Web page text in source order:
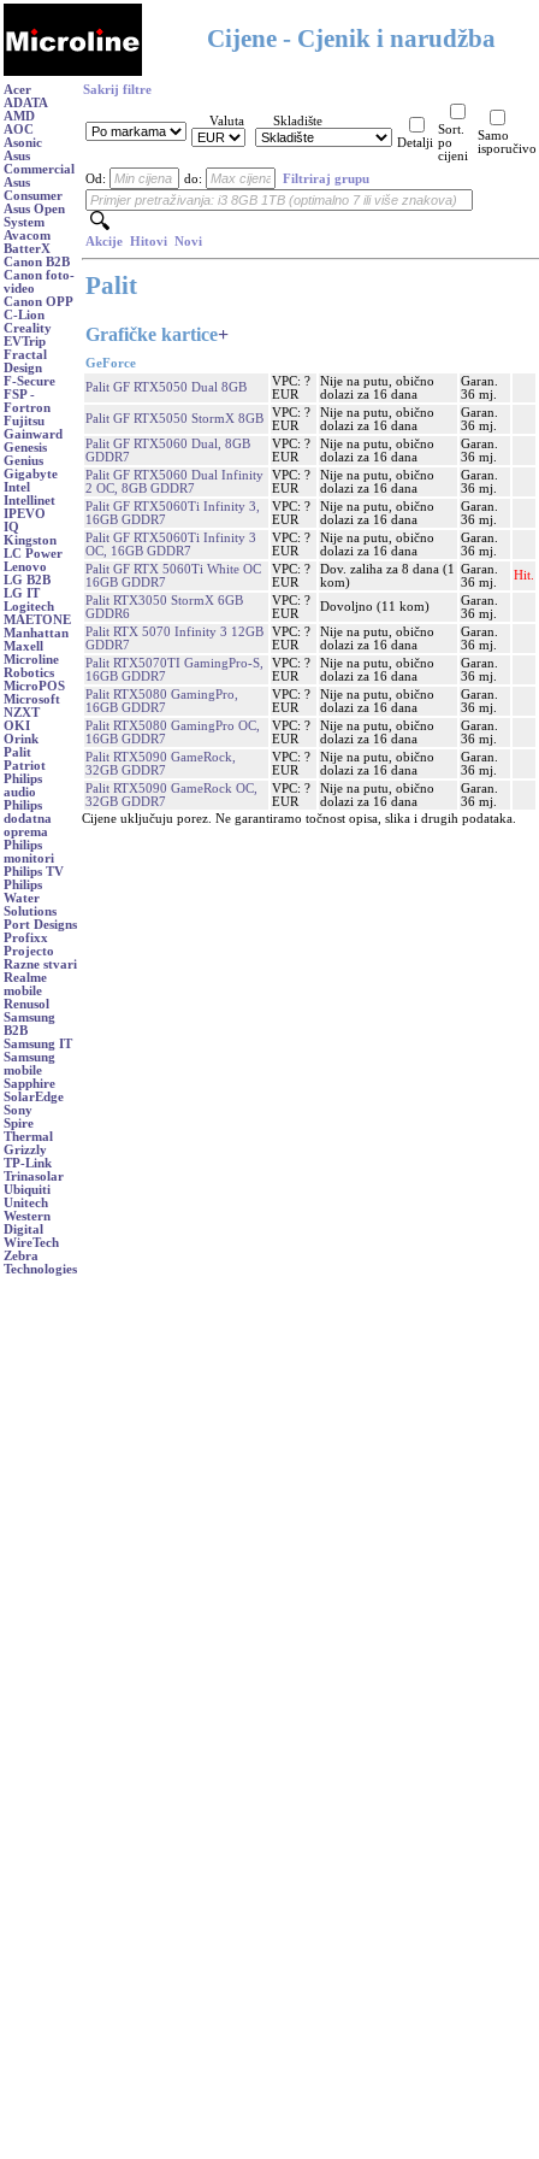
Cijene - Cjenik i narudžba
Acer
ADATA
AMD
AOC
Asonic
Asus
Commercial
Asus
Consumer
Asus Open
System
Avacom
BatterX
Canon B2B
Canon foto-
video
Canon OPP
C-Lion
Creality
EVTrip
Fractal
Design
F-Secure
FSP -
Fortron
Fujitsu
Gainward
Genesis
Genius
Gigabyte
Intel
Intellinet
IPEVO
IQ
Kingston
LC Power
Lenovo
LG B2B
LG IT
Logitech
MAETONE
Manhattan
Maxell
Microline
Robotics
MicroPOS
Microsoft
NZXT
OKI
Orink
Palit
Patriot
Philips
audio
Philips
dodatna
oprema
Philips
monitori
Philips TV
Philips
Water
Solutions
Port Designs
Profixx
Projecto
Razne stvari
Realme
mobile
Renusol
Samsung
B2B
Samsung IT
Samsung
mobile
Sapphire
SolarEdge
Sony
Spire
Thermal
Grizzly
TP-Link
Trinasolar
Ubiquiti
Unitech
Western
Digital
WireTech
Zebra
Technologies
Sakrij filtre
Valuta
Skladište
Detalji
Sort.
po
cijeni
Samo
isporučivo
Od: do: Filtriraj grupu
Akcije Hitovi Novi
Palit
Grafičke kartice+
GeForce
Palit GF RTX5050 Dual 8GB
VPC: ?
EUR
Nije na putu, obično
dolazi za 16 dana
Garan.
36 mj.
Palit GF RTX5050 StormX 8GB
VPC: ?
EUR
Nije na putu, obično
dolazi za 16 dana
Garan.
36 mj.
Palit GF RTX5060 Dual, 8GB
GDDR7
VPC: ?
EUR
Nije na putu, obično
dolazi za 16 dana
Garan.
36 mj.
Palit GF RTX5060 Dual Infinity
2 OC, 8GB GDDR7
VPC: ?
EUR
Nije na putu, obično
dolazi za 16 dana
Garan.
36 mj.
Palit GF RTX5060Ti Infinity 3,
16GB GDDR7
VPC: ?
EUR
Nije na putu, obično
dolazi za 16 dana
Garan.
36 mj.
Palit GF RTX5060Ti Infinity 3
OC, 16GB GDDR7
VPC: ?
EUR
Nije na putu, obično
dolazi za 16 dana
Garan.
36 mj.
Palit GF RTX 5060Ti White OC
16GB GDDR7
VPC: ?
EUR
Dov. zaliha za 8 dana (1
kom)
Garan.
36 mj.
Hit.
Palit RTX3050 StormX 6GB
GDDR6
VPC: ?
EUR
Dovoljno (11 kom)
Garan.
36 mj.
Palit RTX 5070 Infinity 3 12GB
GDDR7
VPC: ?
EUR
Nije na putu, obično
dolazi za 16 dana
Garan.
36 mj.
Palit RTX5070TI GamingPro-S,
16GB GDDR7
VPC: ?
EUR
Nije na putu, obično
dolazi za 16 dana
Garan.
36 mj.
Palit RTX5080 GamingPro,
16GB GDDR7
VPC: ?
EUR
Nije na putu, obično
dolazi za 16 dana
Garan.
36 mj.
Palit RTX5080 GamingPro OC,
16GB GDDR7
VPC: ?
EUR
Nije na putu, obično
dolazi za 16 dana
Garan.
36 mj.
Palit RTX5090 GameRock,
32GB GDDR7
VPC: ?
EUR
Nije na putu, obično
dolazi za 16 dana
Garan.
36 mj.
Palit RTX5090 GameRock OC,
32GB GDDR7
VPC: ?
EUR
Nije na putu, obično
dolazi za 16 dana
Garan.
36 mj.
Cijene uključuju porez. Ne garantiramo točnost opisa, slika i drugih podataka.